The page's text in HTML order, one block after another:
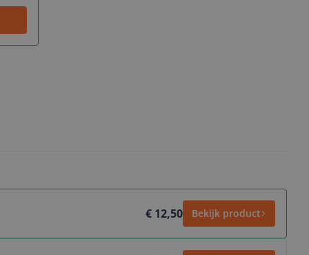
€ 12,50 Bekijk product